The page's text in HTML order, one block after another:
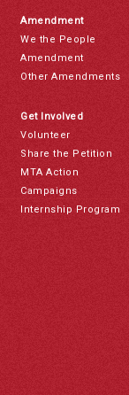
Amendment
We the People
Amendment
Other Amendments
Get Involved
Volunteer
Share the Petition
MTA Action
Campaigns
Internship Program